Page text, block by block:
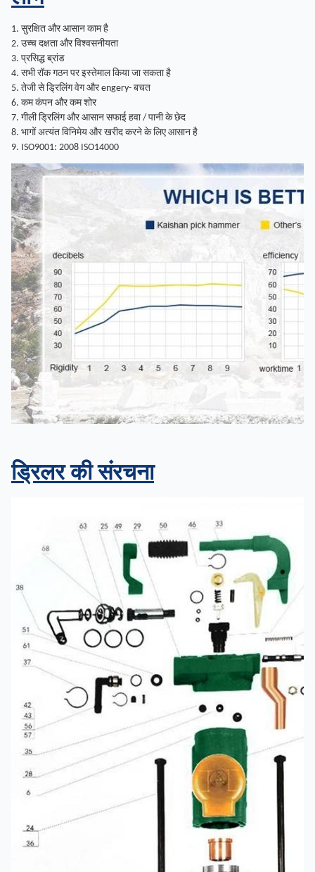
1. सुरक्षित और आसान काम है
2. उच्च दक्षता और विश्वसनीयता
3. प्रसिद्ध ब्रांड
4. सभी रॉक गठन पर इस्तेमाल किया जा सकता है
5. तेजी से ड्रिलिंग वेग और engery- बचत
6. कम कंपन और कम शोर
7. गीली ड्रिलिंग और आसान सफाई हवा / पानी के छेद
8. भागों अत्यंत विनिमेय और खरीद करने के लिए आसान है
9. ISO9001: 2008 ISO14000
ड्रिलर की संरचना